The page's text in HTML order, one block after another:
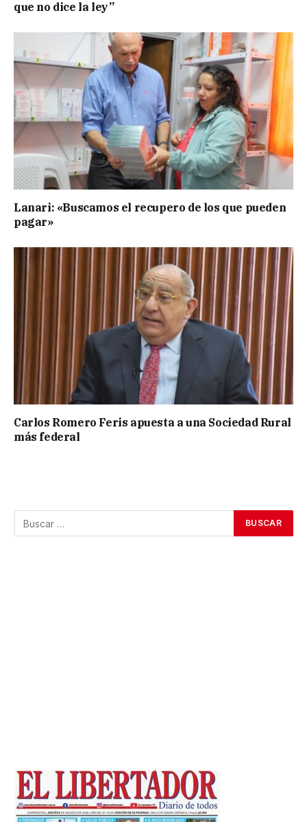
que no dice la ley”
Lanari: «Buscamos el recupero de los que pueden
pagar»
Carlos Romero Feris apuesta a una Sociedad Rural
más federal